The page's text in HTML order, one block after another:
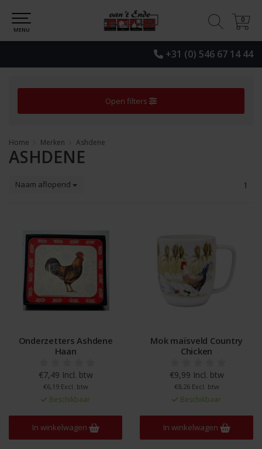
+31 (0) 546 67 14 44
0
0
MENU
Open filters
Home Merken Ashdene
ASHDENE
Naam aflopend 1
Onderzetters Ashdene
Haan
€7,49 Incl. btw
€6,19 Excl. btw
Beschikbaar
In winkelwagen
Mok maïsveld Country
Chicken
€9,99 Incl. btw
€8,26 Excl. btw
Beschikbaar
In winkelwagen